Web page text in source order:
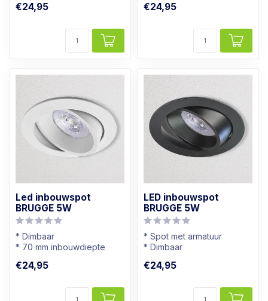
* Zwart armatuur
€24,95 €24,95
Led inbouwspot
BRUGGE 5W
* Dimbaar
* 70 mm inbouwdiepte
* Wit armatuur
€24,95
LED inbouwspot
BRUGGE 5W
* Spot met armatuur
* Dimbaar
* Zwart armatuur
€24,95